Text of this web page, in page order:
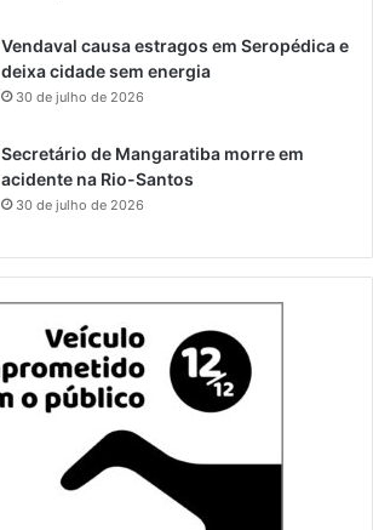
Vendaval causa estragos em Seropédica e
deixa cidade sem energia
30 de julho de 2026
Secretário de Mangaratiba morre em
acidente na Rio-Santos
30 de julho de 2026